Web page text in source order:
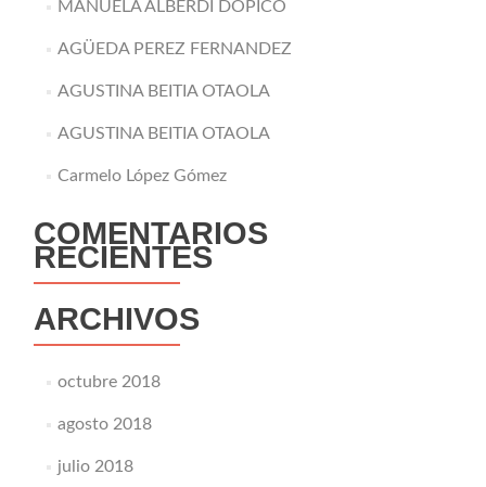
MANUELA ALBERDI DOPICO
AGÜEDA PEREZ FERNANDEZ
AGUSTINA BEITIA OTAOLA
AGUSTINA BEITIA OTAOLA
Carmelo López Gómez
COMENTARIOS
RECIENTES
ARCHIVOS
octubre 2018
agosto 2018
julio 2018